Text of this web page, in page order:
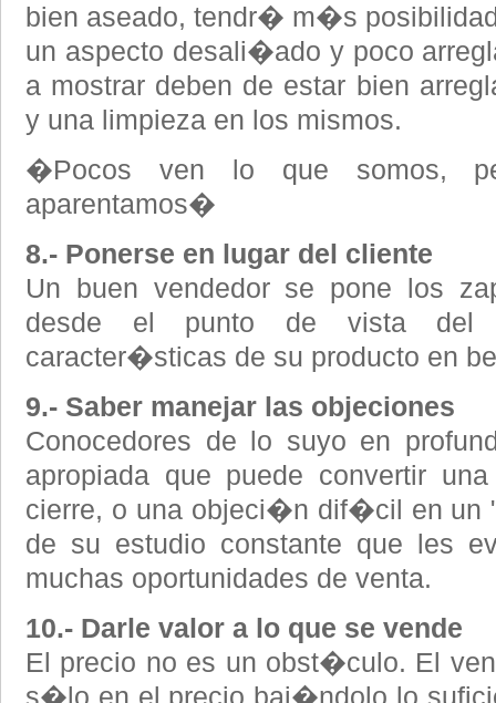
bien aseado, tendr� m�s
un aspecto desali�ado y poco
a mostrar deben de estar bien
y una limpieza en los mismos.
�Pocos ven lo que somos,
aparentamos�
8.- Ponerse en lugar del cliente
Un buen vendedor se pone los
desde el punto de vista del
caracter�sticas de su producto en
9.- Saber manejar las objeciones
Conocedores de lo suyo en
apropiada que puede convertir
cierre, o una objeci�n dif�cil en un
de su estudio constante que les
muchas oportunidades de venta.
10.- Darle valor a lo que se vende
El precio no es un obst�culo. El
s�lo en el precio baj�ndolo lo